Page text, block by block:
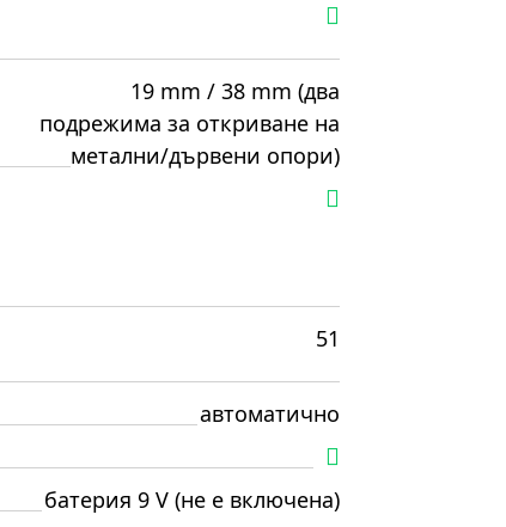
19 mm / 38 mm (два
подрежима за откриване на
метални/дървени опори)
51
автоматично
батерия 9 V (не е включена)